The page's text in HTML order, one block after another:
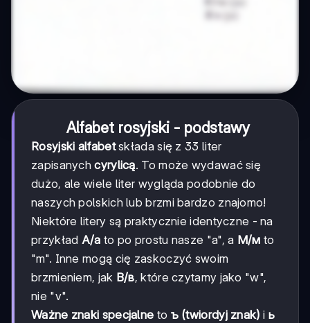
Alfabet rosyjski - podstawy
Rosyjski alfabetskłada się z 33 liter
zapisanychcyrylicą. To może wydawać się
dużo, ale wiele liter wygląda podobnie do
naszych polskich lub brzmi bardzo znajomo!
Niektóre litery są praktycznie identyczne - na
przykład А/а to po prostu nasze "a", a М/м to
"m". Inne mogą cię zaskoczyć swoim
brzmieniem, jak В/в, które czytamy jako "w",
nie "v".
Ważne znaki specjalne to ъ (twiordyj znak) i ь